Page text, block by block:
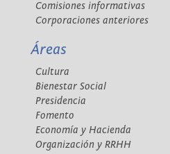
Comisiones informativas
Corporaciones anteriores
Áreas
Cultura
Bienestar Social
Presidencia
Fomento
Economía y Hacienda
Organización y RRHH